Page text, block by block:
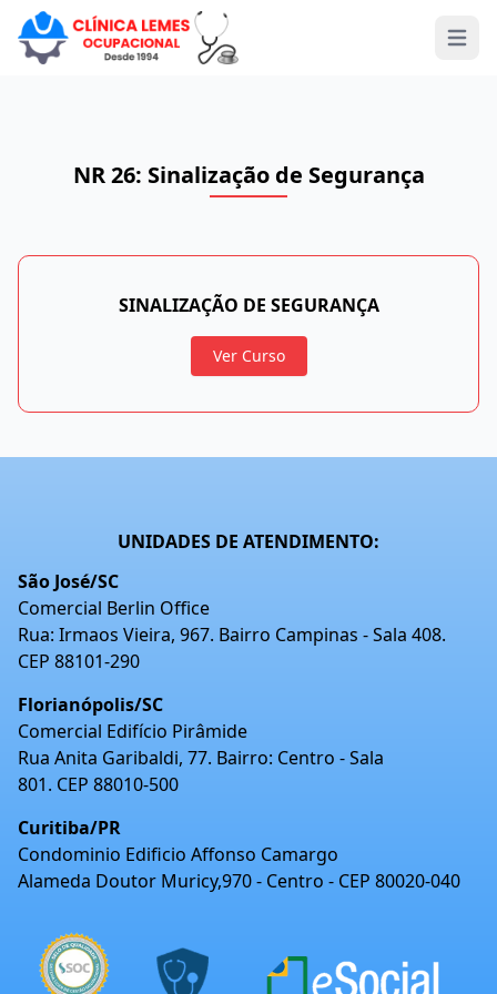
Open
NR 26: Sinalização de Segurança
SINALIZAÇÃO DE SEGURANÇA
Ver Curso
UNIDADES DE ATENDIMENTO:
São José/SC
Comercial Berlin Office
Rua: Irmaos Vieira, 967. Bairro Campinas - Sala 408.
CEP 88101-290
Florianópolis/SC
Comercial Edifício Pirâmide
Rua Anita Garibaldi, 77. Bairro: Centro - Sala
801. CEP 88010-500
Curitiba/PR
Condominio Edificio Affonso Camargo
Alameda Doutor Muricy,970 - Centro - CEP 80020-040